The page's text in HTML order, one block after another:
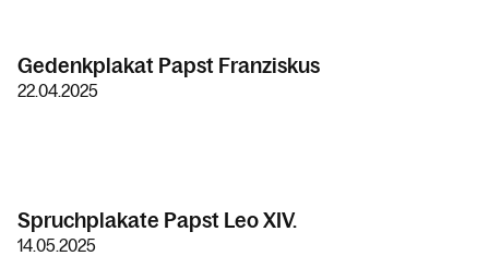
Gedenkplakat Papst Franziskus
22.04.2025
Spruchplakate Papst Leo XIV.
14.05.2025